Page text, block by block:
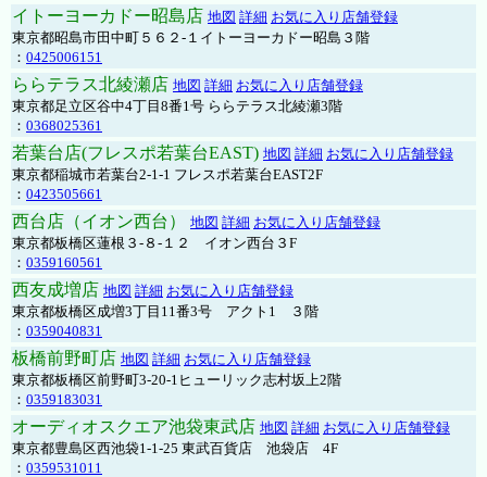
イトーヨーカドー昭島店 地図 詳細 お気に入り店舗登録
東京都昭島市田中町５６２-１イトーヨーカドー昭島３階
： 0425006151
ららテラス北綾瀬店 地図 詳細 お気に入り店舗登録
東京都足立区谷中4丁目8番1号 ららテラス北綾瀬3階
： 0368025361
若葉台店(フレスポ若葉台EAST) 地図 詳細 お気に入り店舗登録
東京都稲城市若葉台2-1-1 フレスポ若葉台EAST2F
： 0423505661
西台店（イオン西台） 地図 詳細 お気に入り店舗登録
東京都板橋区蓮根３-８-１２ イオン西台３F
： 0359160561
西友成増店 地図 詳細 お気に入り店舗登録
東京都板橋区成増3丁目11番3号 アクト1 ３階
： 0359040831
板橋前野町店 地図 詳細 お気に入り店舗登録
東京都板橋区前野町3-20-1ヒューリック志村坂上2階
： 0359183031
オーディオスクエア池袋東武店 地図 詳細 お気に入り店舗登録
東京都豊島区西池袋1-1-25 東武百貨店 池袋店 4F
： 0359531011